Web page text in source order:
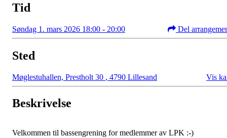
Tid
Søndag 1. mars 2026 18:00 - 20:00 Del
Sted
Møglestuhallen, Prestholt 30 , 4790 Lillesand Vis
Beskrivelse
Velkommen til bassengrening for medlemmer av LPK :-)